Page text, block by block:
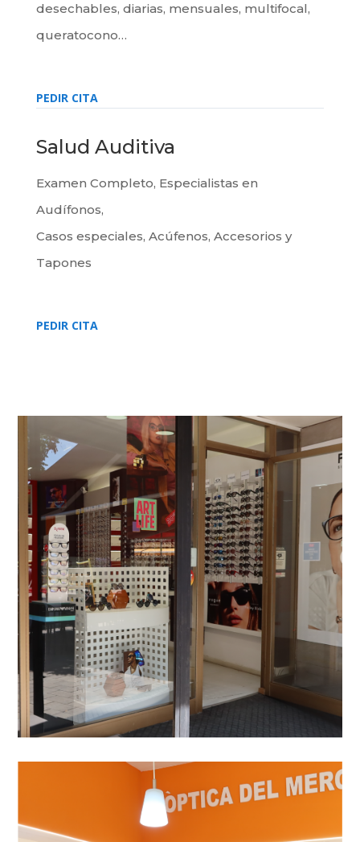
desechables, diarias, mensuales, multifocal,
queratocono…
PEDIR CITA
Salud Auditiva
Examen Completo, Especialistas en
Audífonos,
Casos especiales, Acúfenos, Accesorios y
Tapones
PEDIR CITA